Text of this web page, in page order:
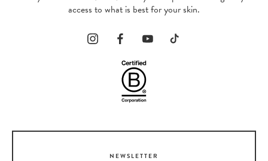
access to what is best for your skin.
NEWSLETTER